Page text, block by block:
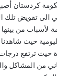
كردستان
الى تقويض تلك
لأسباب من
حيث
ترتفع درجات
من المشاكل